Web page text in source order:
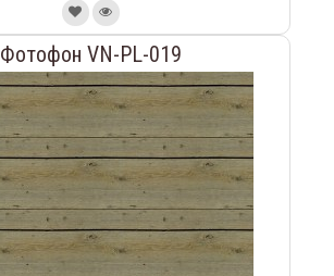
Фотофон VN-PL-019